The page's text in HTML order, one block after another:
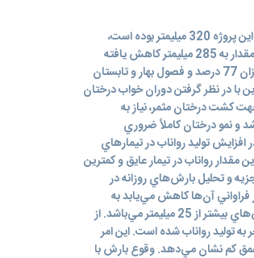
متوسط بارندگي سالانه در محل اجراي اين تحقيق تا زمان شروع اين پروژه 320 ميليمتر بوده است،
هرچند طي چند سال اخير به علت خشکسالي‌هاي پي‌درپي، اين مقدار به 285 ميليمتر کاهش يافته
است. نتايج نشان مي‌دهد که فصول پاييز و زمستان جمعاً به ميزان 77 درصد و فصول بهار و تابستان
با در نظر گرفتن دوران خواب درختان
کشت درختان مثمر، نياز به
و نمو درختان کاملاً ضروري
توليد رواناب در تيمارهاي
رواناب در تيمار عايق و کمترين
و تحليل بارش‌هاي روزانه در
آن‌ها کاهش مي‌يابد به
‌طوري که فقط 1 درصد فراواني بارش‌هاي روزانه مربوط به بارش‌هاي بيشتر از 25 ميليمتر مي‌باشد. از
عايق منجر به توليد رواناب شده است. اين امر
عمق کم نشان مي‌دهد. وقوع بارش با